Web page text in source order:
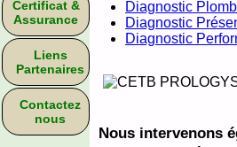
Certificat &
Assurance
Liens
Partenaires
Contactez
nous
Diagnostic
Diagnostic
Diagnostic
Nous intervenons